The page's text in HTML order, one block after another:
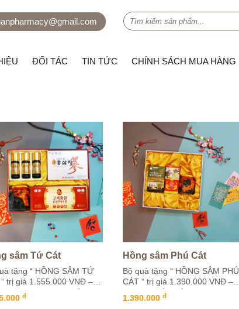
ĐỐI TÁC TIN TỨC CHÍNH SÁCH MUA HÀNG
sâm Tứ Cát
tặng “ HỒNG SÂM TỨ
trị giá 1.555.000 VNĐ –
tặng với 4 sản phẩm
được chiết xuất từ...
đ
Hồng sâm Phú Cát
Bộ quà tặng “ HỒNG SÂM PHÚ
CÁT “ trị giá 1.390.000 VNĐ –
Bộ sản phẩm kết hợp các dòng
sản phẩm nổi trội của Hồng...
1.390.000 đ